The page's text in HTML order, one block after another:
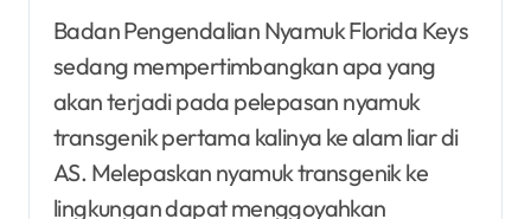
Badan Pengendalian Nyamuk Florida Keys
sedang mempertimbangkan apa yang
akan terjadi pada pelepasan nyamuk
transgenik pertama kalinya ke alam liar di
AS. Melepaskan nyamuk transgenik ke
lingkungan dapat menggoyahkan